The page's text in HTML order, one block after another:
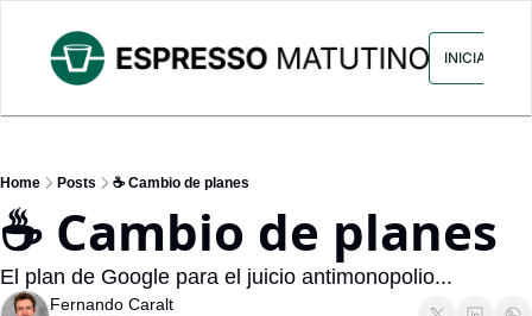
ARCHIVO ANUNCIA CON
INICIAR
Home Posts ☕ Cambio de planes
☕ Cambio de planes
El plan de Google para el juicio antimonopolio...
Fernando Caralt